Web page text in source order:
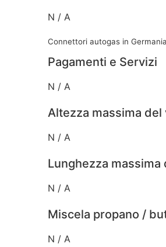
N / A
Connettori autogas in
Pagamenti e Servizi
N / A
Altezza massima del
N / A
Lunghezza massima
N / A
Miscela propano /
N / A